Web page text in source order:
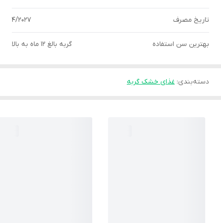
تاریخ مصرف 4/2027
بهترین سن استفاده گربه بالغ 12 ماه به بالا
دسته‌بندی: غذای خشک گربه